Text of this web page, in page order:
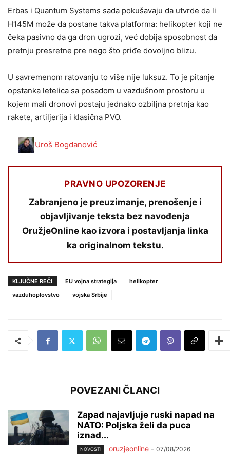
Erbas i Quantum Systems sada pokušavaju da utvrde da li
H145M može da postane takva platforma: helikopter koji ne
čeka pasivno da ga dron ugrozi, već dobija sposobnost da
pretnju presretne pre nego što priđe dovoljno blizu.
U savremenom ratovanju to više nije luksuz. To je pitanje
opstanka letelica sa posadom u vazdušnom prostoru u
kojem mali dronovi postaju jednako ozbiljna pretnja kao
rakete, artiljerija i klasična PVO.
Uroš Bogdanović
PRAVNO UPOZORENJE
Zabranjeno je preuzimanje, prenošenje i
objavljivanje teksta bez navođenja
OružjeOnline kao izvora i postavljanja linka
ka originalnom tekstu.
KLJUČNE REČI EU vojna strategija
helikopter
vazduhoplovstvo
vojska Srbije
POVEZANI ČLANCI
Zapad najavljuje ruski napad na
NATO: Poljska želi da puca
iznad...
NOVOSTI oruzjeonline - 07/08/2026